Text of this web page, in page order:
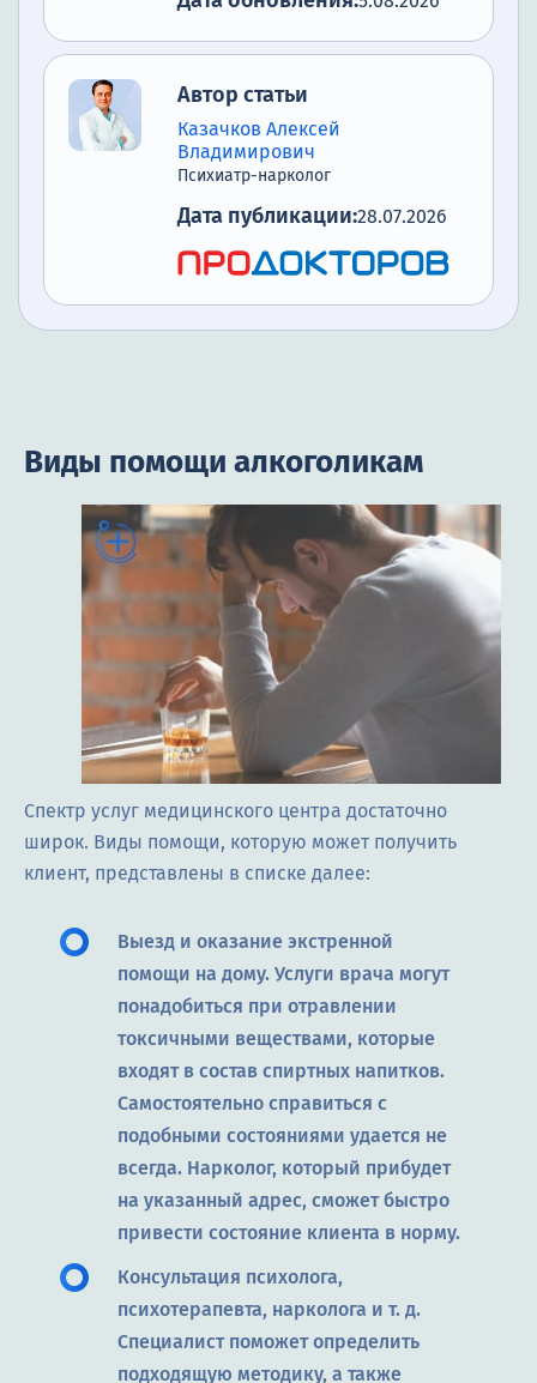
Автор статьи
Казачков Алексей
Владимирович
Психиатр-нарколог
Дата публикации:28.07.2026
Виды помощи алкоголикам
Спектр услуг медицинского центра достаточно
широк. Виды помощи, которую может получить
клиент, представлены в списке далее:
Выезд и оказание экстренной
помощи на дому. Услуги врача могут
понадобиться при отравлении
токсичными веществами, которые
входят в состав спиртных напитков.
Самостоятельно справиться с
подобными состояниями удается не
всегда. Нарколог, который прибудет
на указанный адрес, сможет быстро
привести состояние клиента в норму.
Консультация психолога,
психотерапевта, нарколога и т. д.
Специалист поможет определить
подходящую методику, а также